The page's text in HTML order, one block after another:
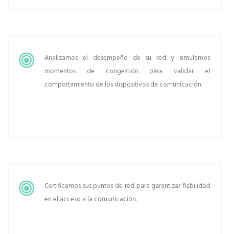
Analizamos el desempeño de su red y simulamos
momentos de congestión para validar el
comportamiento de los dispositivos de comunicación.
Certificamos sus puntos de red para garantizar fiabilidad
en el acceso a la comunicación.